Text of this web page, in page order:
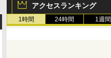
アクセスランキング
1時間 24時間 1週間